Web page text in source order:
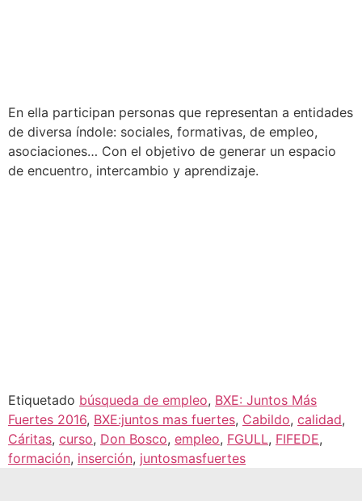
En ella participan personas que representan a entidades
de diversa índole: sociales, formativas, de empleo,
asociaciones… Con el objetivo de generar un espacio
de encuentro, intercambio y aprendizaje.
Etiquetado búsqueda de empleo, BXE: Juntos Más
Fuertes 2016, BXE:juntos mas fuertes, Cabildo, calidad,
Cáritas, curso, Don Bosco, empleo, FGULL, FIFEDE,
formación, inserción, juntosmasfuertes